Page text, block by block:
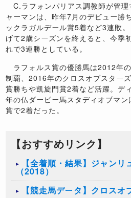
C.ラフォンパリアス調教師が管理
ャーマンは、昨年7月のデビュー勝
ックラガルデール賞5着など3連敗
げて2歳シーズンを終えると、今季
れで3連勝としている。
ラフォルス賞の優勝馬は2012年
制覇、2016年のクロスオブスター
賞勝ちや凱旋門賞2着など活躍。デ
年の仏ダービー馬スタディオブマ
賞で2着だった。
【おすすめリンク】
【全着順・結果】ジャン
（2018）
【競走馬データ】クロスオ